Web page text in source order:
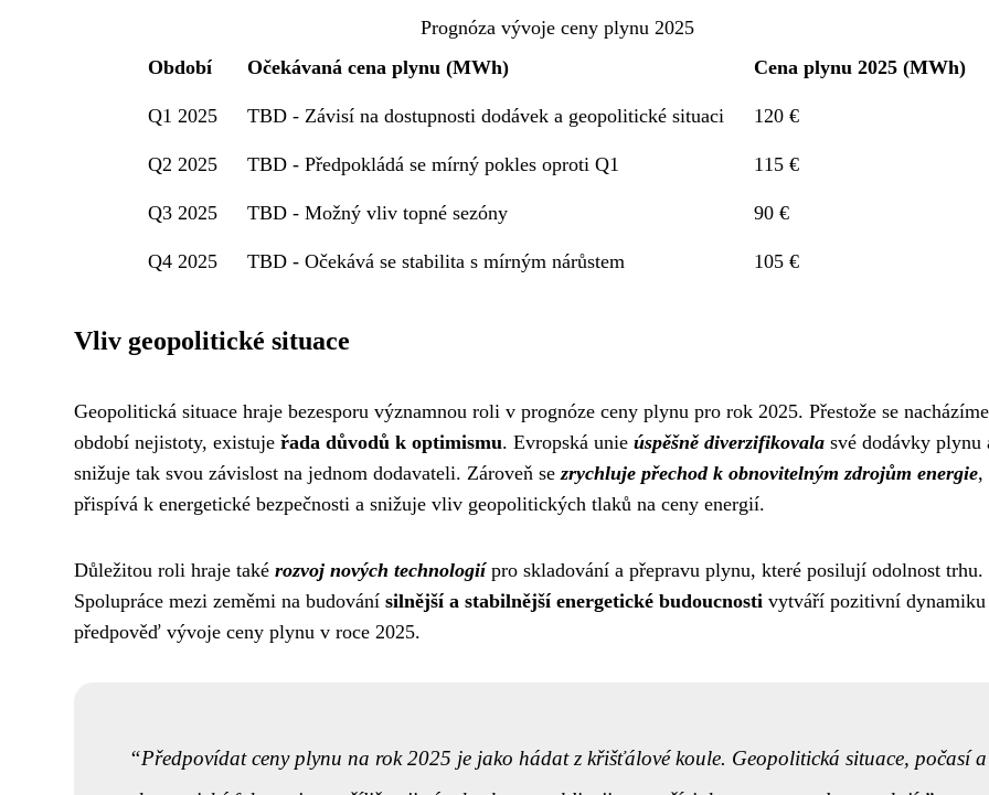
Prognóza vývoje ceny plynu 2025
Období
Očekávaná cena plynu (MWh) Cena plynu 2025 (MWh)
Q1 2025 TBD - Závisí na dostupnosti dodávek a geopolitické situaci 120 €
Q2 2025 TBD - Předpokládá se mírný pokles oproti Q1 115 €
Q3 2025 TBD - Možný vliv topné sezóny 90 €
Q4 2025 TBD - Očekává se stabilita s mírným nárůstem 105 €
Vliv geopolitické situace
Geopolitická situace hraje bezesporu významnou roli v prognóze ceny plynu pro rok 2025. Přestože se
období nejistoty, existuje řada důvodů k optimismu. Evropská unie úspěšně diverzifikovala své dodávky plynu
snižuje tak svou závislost na jednom dodavateli. Zároveň sezrychluje přechod k obnovitelným zdrojům energie,
přispívá k energetické bezpečnosti a snižuje vliv geopolitických tlaků na ceny energií.
Důležitou roli hraje také rozvoj nových technologiípro skladování a přepravu plynu, které posilují odolnost trhu.
Spolupráce mezi zeměmi na budování silnější a stabilnější energetické budoucnosti vytváří pozitivní dynamiku
předpověď vývoje ceny plynu v roce 2025.
Předpovídat ceny plynu na rok 2025 je jako hádat z křišťálové koule. Geopolitická situace, počasí a